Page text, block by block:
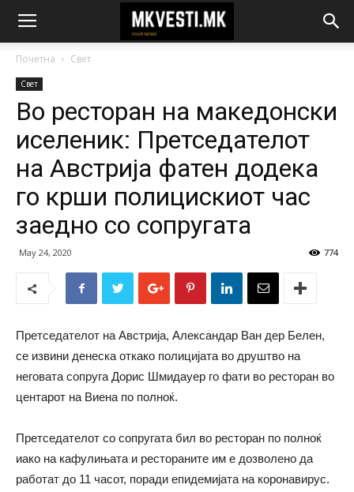
Почетна Свет
Свет
Во ресторан на македонски
иселеник: Претседателот
на Австрија фатен додека
го крши полицискиот час
заедно со сопругата
May 24, 2020 774
Претседателот на Австрија, Александар Ван дер Белен,
се извини денеска откако полицијата во друштво на
неговата сопруга Дорис Шмидауер го фати во ресторан во
центарот на Виена по полноќ.
Претседателот со сопругата бил во ресторан по полноќ
иако на кафулињата и рестораните им е дозволено да
работат до 11 часот, поради епидемијата на коронавирус.